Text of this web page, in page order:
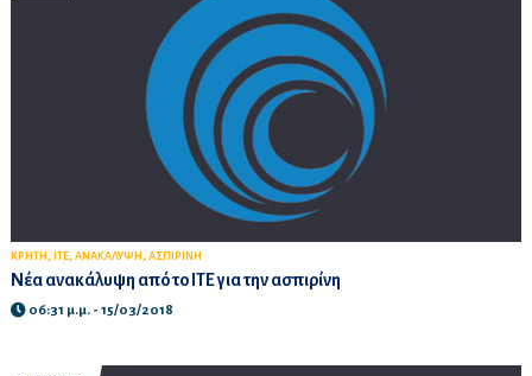
ΚΡΗΤΗ , ΙΤΕ, ΑΝΑΚΑΛΥΨΗ , ΑΣΠΙΡΙΝΗ
Νέα ανακάλυψη από το ΙΤΕ για την ασπιρίνη
06:31 μ.μ. - 15/03/2018